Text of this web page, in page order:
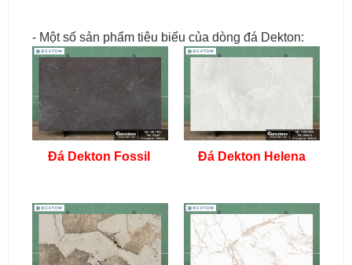
- Một số sản phẩm tiêu biểu của dòng đá Dekton:
Đá Dekton Fossil Đá Dekton Helena